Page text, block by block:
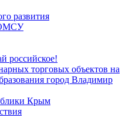
развития
ОМСУ
российское!
торговых объектов на
город Владимир
Крым